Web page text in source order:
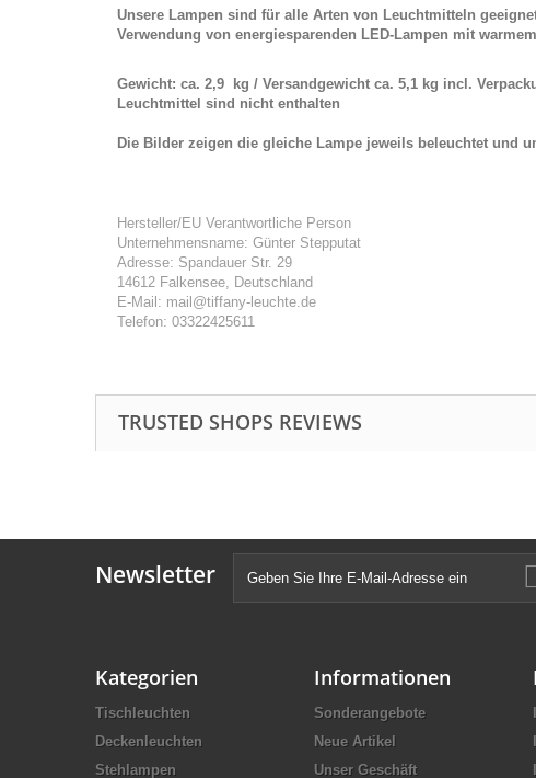
Unsere Lampen sind für alle Arten von Leuchtmitteln
Verwendung von energiesparenden LED-Lampen mit
Gewicht: ca. 2,9 kg / Versandgewicht ca. 5,1 kg incl.
Leuchtmittel sind nicht enthalten
Die Bilder zeigen die gleiche Lampe jeweils beleuchtet und
Hersteller/EU Verantwortliche Person
Unternehmensname: Günter Stepputat
Adresse: Spandauer Str. 29
14612 Falkensee, Deutschland
E-Mail: mail@tiffany-leuchte.de
Telefon: 03322425611
TRUSTED SHOPS REVIEWS
Newsletter
Kategorien
Tischleuchten
Deckenleuchten
Stehlampen
Informationen
Sonderangebote
Neue Artikel
Unser Geschäft